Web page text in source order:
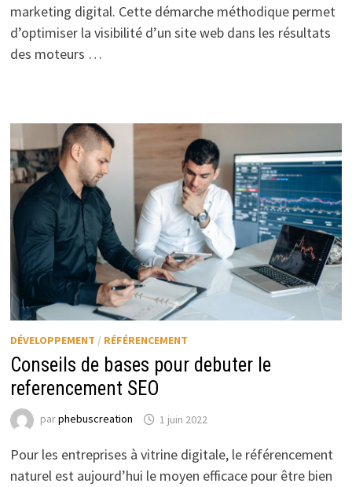
marketing digital. Cette démarche méthodique permet
d’optimiser la visibilité d’un site web dans les résultats
des moteurs …
DÉVELOPPEMENT / RÉFÉRENCEMENT
Conseils de bases pour debuter le
referencement SEO
parphebuscreation 1 juin 2022
Pour les entreprises à vitrine digitale, le référencement
naturel est aujourd’hui le moyen efficace pour être bien